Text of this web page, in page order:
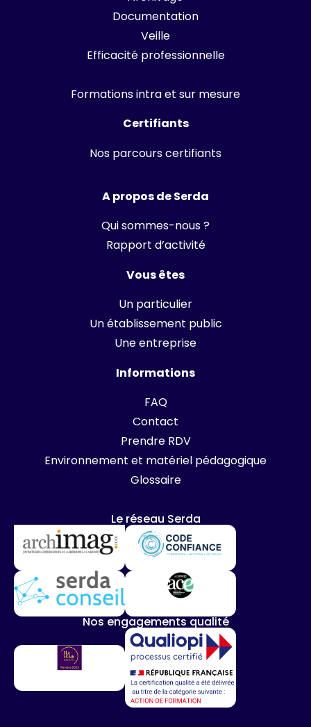
Documentation
Veille
Efficacité professionnelle
Formations intra et sur mesure
Certifiants
Nos parcours certifiants
A propos de Serda
Qui sommes-nous ?
Rapport d’activité
Vous êtes
Un particulier
Un établissement public
Une entreprise
Informations
FAQ
Contact
Prendre RDV
Environnement et matériel pédagogique
Glossaire
Le réseau Serda
Nos engagements qualité